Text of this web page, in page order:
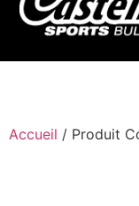
Accueil / Produit